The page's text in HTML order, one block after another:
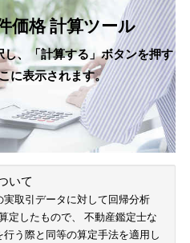
価格 計算ツール
し、「計算する」ボタンを押す
に表示されます。
いて
取引データに対して回帰分析
定したもので、 不動産鑑定士な
う際と同等の算定手法を適用し